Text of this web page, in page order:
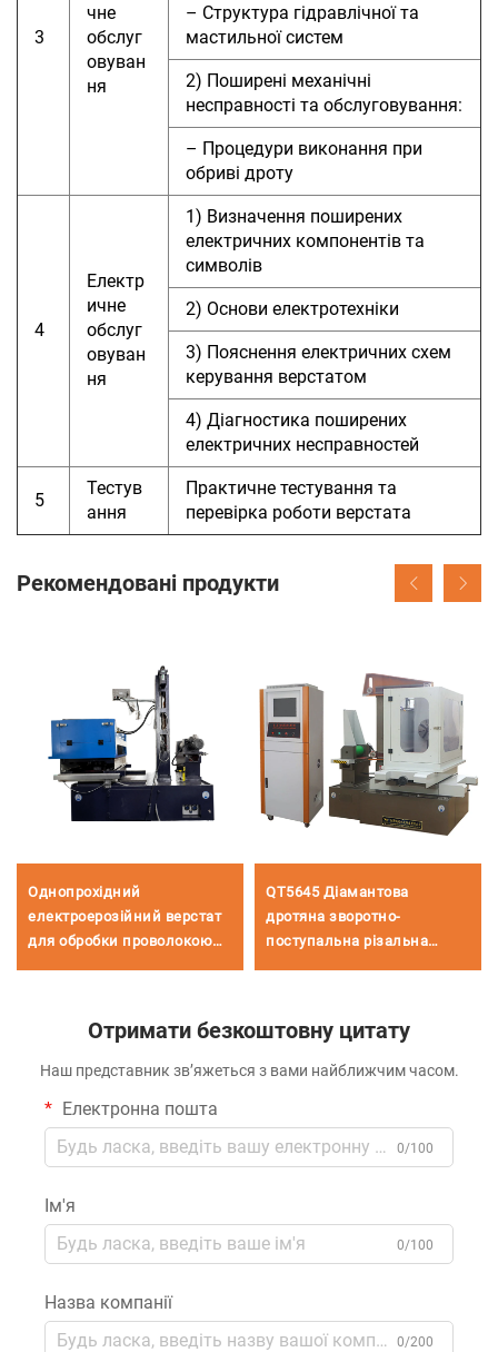
3
чне
обслуг
овуван
ня
– Структура гідравлічної та
мастильної систем
2) Поширені механічні
несправності та обслуговування:
– Процедури виконання при
обриві дроту
4
Електр
ичне
обслуг
овуван
ня
1) Визначення поширених
електричних компонентів та
символів
2) Основи електротехніки
3) Пояснення електричних схем
керування верстатом
4) Діагностика поширених
електричних несправностей
5
Тестув
ання
Практичне тестування та
перевірка роботи верстата
Рекомендовані продукти
Однопрохідний
електроерозійний верстат
для обробки проволокою
QT5645 Діамантова
дротяна зворотно-
поступальна різальна
Отримати безкоштовну цитату
Наш представник зв’яжеться з вами найближчим часом.
Електронна пошта
0/100
Ім'я
0/100
Назва компанії
0/200